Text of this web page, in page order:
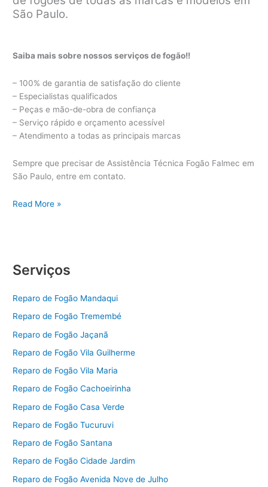
São Paulo.
Saiba mais sobre nossos serviços de fogão!!
– 100% de garantia de satisfação do cliente
– Especialistas qualificados
– Peças e mão-de-obra de confiança
– Serviço rápido e orçamento acessível
– Atendimento a todas as principais marcas
Sempre que precisar de Assistência Técnica Fogão Falmec em
São Paulo, entre em contato.
Assistência
Read More »
Serviços
Reparo de Fogão Mandaqui
Reparo de Fogão Tremembé
Reparo de Fogão Jaçanã
Reparo de Fogão Vila Guilherme
Reparo de Fogão Vila Maria
Reparo de Fogão Cachoeirinha
Reparo de Fogão Casa Verde
Reparo de Fogão Tucuruvi
Reparo de Fogão Santana
Reparo de Fogão Cidade Jardim
Reparo de Fogão Avenida Nove de Julho